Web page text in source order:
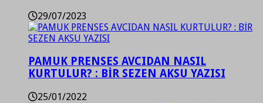
29/07/2023
PAMUK PRENSES AVCIDAN NASIL
KURTULUR? : BİR SEZEN AKSU YAZISI
25/01/2022